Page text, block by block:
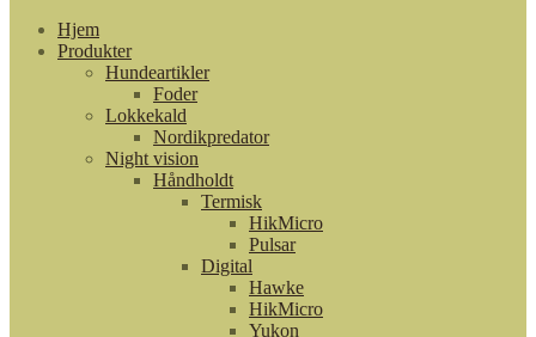
Hjem
Produkter
Hundeartikler
Foder
Lokkekald
Nordikpredator
Night vision
Håndholdt
Termisk
HikMicro
Pulsar
Digital
Hawke
HikMicro
Yukon